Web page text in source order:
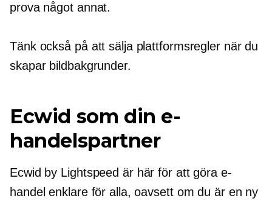
prova något annat.
Tänk också på att sälja plattformsregler när du
skapar bildbakgrunder.
Ecwid som din e-
handelspartner
Ecwid by Lightspeed är här för att göra e-
handel enklare för alla, oavsett om du är en ny